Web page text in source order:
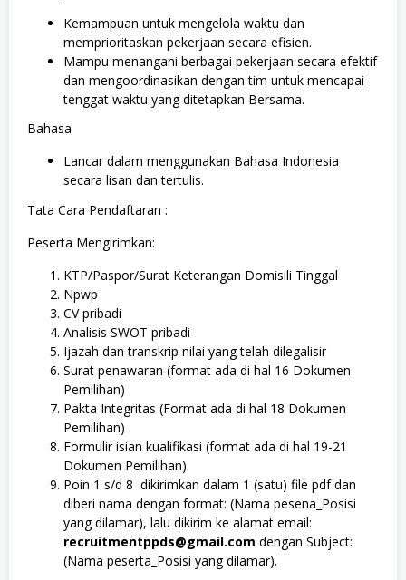
Kemampuan untuk mengelola waktu dan
memprioritaskan pekerjaan secara efisien.
Mampu menangani berbagai pekerjaan secara efektif
dan mengoordinasikan dengan tim untuk mencapai
tenggat waktu yang ditetapkan Bersama.
Bahasa
Lancar dalam menggunakan Bahasa Indonesia
secara lisan dan tertulis.
Tata Cara Pendaftaran :
Peserta Mengirimkan:
KTP/Paspor/Surat Keterangan Domisili Tinggal
Npwp
CV pribadi
Analisis SWOT pribadi
Ijazah dan transkrip nilai yang telah dilegalisir
Surat penawaran (format ada di hal 16 Dokumen
Pemilihan)
Pakta Integritas (Format ada di hal 18 Dokumen
Pemilihan)
Formulir isian kualifikasi (format ada di hal 19-21
Dokumen Pemilihan)
Poin 1 s/d 8 dikirimkan dalam 1 (satu) file pdf dan
diberi nama dengan format: (Nama pesena_Posisi
yang dilamar), lalu dikirim ke alamat email:
recruitmentppds@gmail.com dengan Subject:
(Nama peserta_Posisi yang dilamar).